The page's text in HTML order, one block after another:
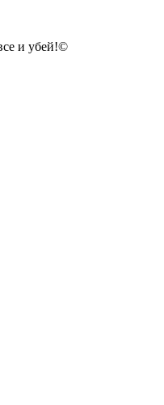
и убей!©